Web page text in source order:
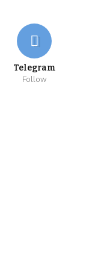
Telegram
Follow